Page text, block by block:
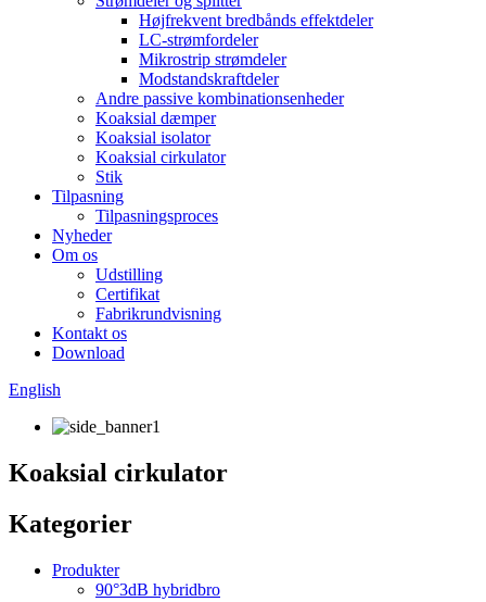
Højfrekvent bredbånds effektdeler
LC-strømfordeler
Mikrostrip strømdeler
Modstandskraftdeler
Andre passive kombinationsenheder
Koaksial dæmper
Koaksial isolator
Koaksial cirkulator
Stik
Tilpasning
Tilpasningsproces
Nyheder
Om os
Udstilling
Certifikat
Fabrikrundvisning
Kontakt os
Download
English
Koaksial cirkulator
Kategorier
Produkter
90°3dB hybridbro